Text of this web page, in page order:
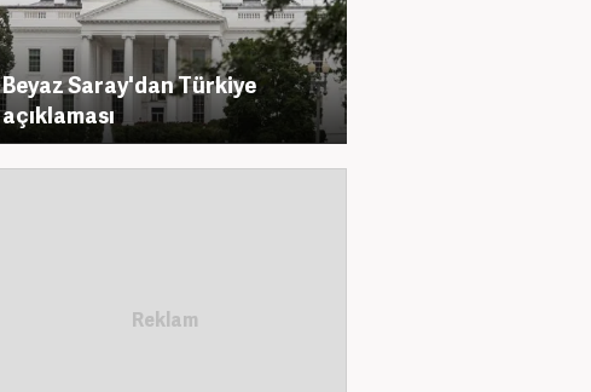
Beyaz Saray'dan Türkiye
açıklaması